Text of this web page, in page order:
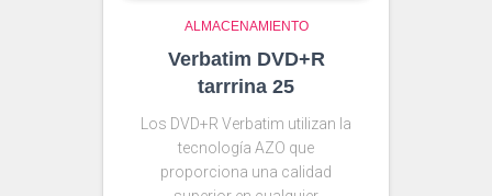
ALMACENAMIENTO
Verbatim DVD+R
tarrrina 25
Los DVD+R Verbatim utilizan la
tecnología AZO que
proporciona una calidad